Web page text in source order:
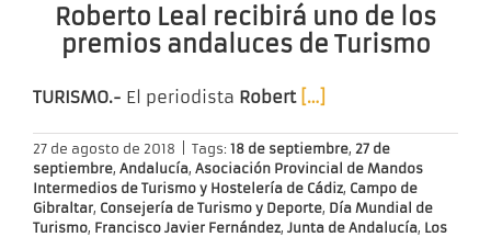
Roberto Leal recibirá uno de los
premios andaluces de Turismo
TURISMO.- El periodista Robert […]
27 de agosto de 2018 Tags: 18 de septiembre, 27 de
septiembre, Andalucía, Asociación Provincial de Mandos
Intermedios de Turismo y Hostelería de Cádiz, Campo de
Gibraltar, Consejería de Turismo y Deporte, Día Mundial de
Turismo, Francisco Javier Fernández, Junta de Andalucía, Los